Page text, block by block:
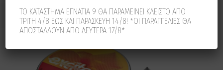
ΤΟ ΚΑΤΑΣΤΗΜΑ ΕΓΝΑΤΙΑ 9 ΘΑ ΠΑΡΑΜΕΙΝΕΙ ΚΛΕΙΣΤΟ ΑΠΟ
ΤΡΙΤΗ 4/8 ΕΩΣ ΚΑΙ ΠΑΡΑΣΚΕΥΗ 14/8! *ΟΙ ΠΑΡΑΓΓΕΛΙΕΣ ΘΑ
ΑΠΟΣΤΑΛΛΟΥΝ ΑΠΟ ΔΕΥΤΕΡΑ 17/8*